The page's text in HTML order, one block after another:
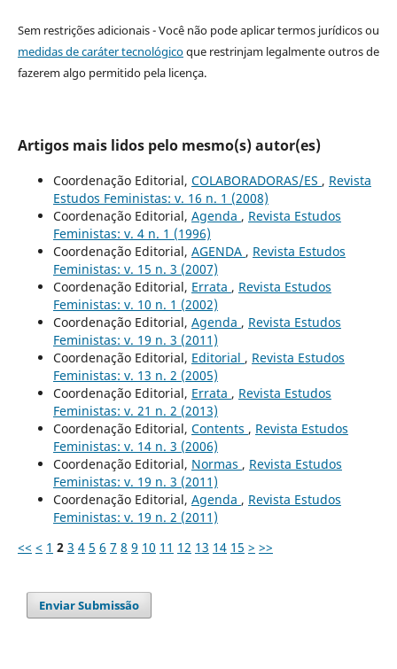
Sem restrições adicionais - Você não pode aplicar termos jurídicos ou
medidas de caráter tecnológicoque restrinjam legalmente outros de
fazerem algo permitido pela licença.
Artigos mais lidos pelo mesmo(s) autor(es)
Coordenação Editorial, COLABORADORAS/ES , Revista
Estudos Feministas: v. 16 n. 1 (2008)
Coordenação Editorial, Agenda , Revista Estudos
Feministas: v. 4 n. 1 (1996)
Coordenação Editorial, AGENDA , Revista Estudos
Feministas: v. 15 n. 3 (2007)
Coordenação Editorial, Errata , Revista Estudos
Feministas: v. 10 n. 1 (2002)
Coordenação Editorial, Agenda , Revista Estudos
Feministas: v. 19 n. 3 (2011)
Coordenação Editorial, Editorial , Revista Estudos
Feministas: v. 13 n. 2 (2005)
Coordenação Editorial, Errata , Revista Estudos
Feministas: v. 21 n. 2 (2013)
Coordenação Editorial, Contents , Revista Estudos
Feministas: v. 14 n. 3 (2006)
Coordenação Editorial, Normas , Revista Estudos
Feministas: v. 19 n. 3 (2011)
Coordenação Editorial, Agenda , Revista Estudos
Feministas: v. 19 n. 2 (2011)
<< < 1 2 3 4 5 6 7 8 9 10 11 12 13 14 15 > >>
Enviar Submissão